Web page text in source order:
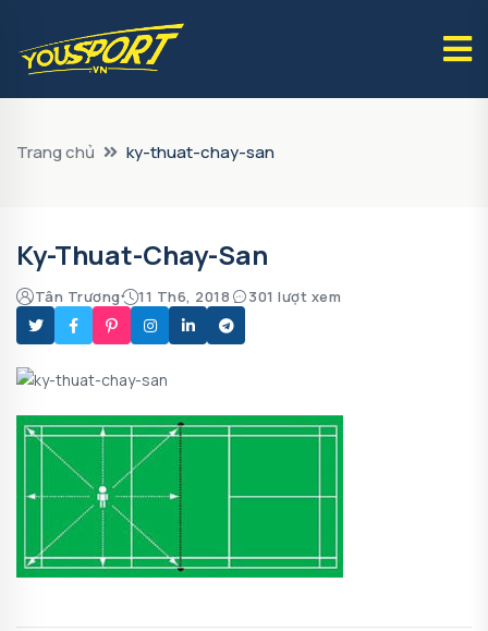
Trang chủ ky-thuat-chay-san
Ky-Thuat-Chay-San
Tân Trương 11 Th6, 2018 301 lượt xem